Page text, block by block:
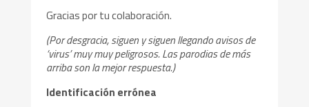
Gracias por tu colaboración.
(Por desgracia, siguen y siguen llegando avisos de
‘virus’ muy muy peligrosos. Las parodias de más
arriba son la mejor respuesta.)
Identificación errónea